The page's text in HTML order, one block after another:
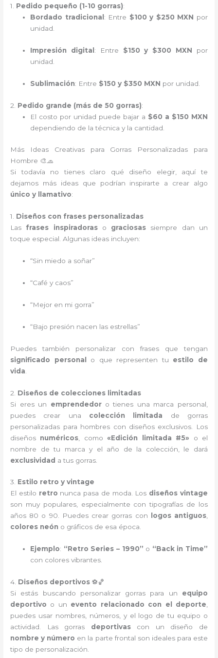
1. Pedido pequeño (1-10 gorras):
Bordado tradicional : Entre $100 y $250 MXN por
unidad.
Impresión digital : Entre $150 y $300 MXN por
unidad.
Sublimación: Entre $150 y $350 MXN por unidad.
2. Pedido grande (más de 50 gorras):
El costo por unidad puede bajar a $60 a $150 MXN
dependiendo de la técnica y la cantidad.
Más Ideas Creativas para Gorras Personalizadas para
Hombre 🎨🧢
Si todavía no tienes claro qué diseño elegir, aquí te
dejamos más ideas que podrían inspirarte a crear algo
único y llamativo:
1. Diseños con frases personalizadas
Las frases inspiradoraso graciosas siempre dan un
toque especial. Algunas ideas incluyen:
“Sin miedo a soñar”
“Café y caos”
“Mejor en mi gorra”
“Bajo presión nacen las estrellas”
Puedes también personalizar con frases que tengan
significado personal
o que representen tu estilo de
vida
2. Diseños de colecciones limitadas
Si eres un emprendedoro tienes una marca personal,
puedes crear una colección limitada de gorras
personalizadas para hombres con diseños exclusivos. Los
diseños numéricos , como«Edición limitada #5» o el
nombre de tu marca y el año de la colección, le dará
exclusividad a tus gorras.
3. Estilo retro y vintage
El estilo retro nunca pasa de moda. Los diseños vintage
son muy populares, especialmente con tipografías de los
años 80 o 90. Puedes crear gorras con
logos antiguos,
colores neón o gráficos de esa época.
Ejemplo: “Retro Series – 1990” o “Back in Time”
con colores vibrantes.
4. Diseños deportivos ⚽🏀
Si estás buscando personalizar gorras para un equipo
deportivo o un evento relacionado con el deporte
puedes usar nombres, números, y el logo de tu equipo o
actividad. Las gorras deportivascon un diseño de
nombre y número en la parte frontal son ideales para este
tipo de personalización.